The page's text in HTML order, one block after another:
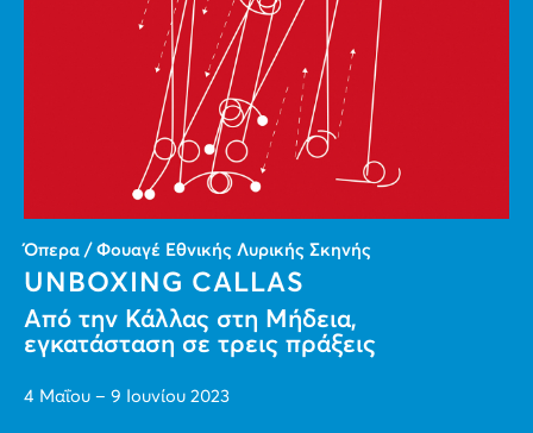
Όπερα / Φουαγέ Εθνικής Λυρικής Σκηνής
UNBOXING CALLAS
Από την Κάλλας στη Μήδεια,
εγκατάσταση σε τρεις πράξεις
4 Μαΐου – 9 Ιουνίου 2023